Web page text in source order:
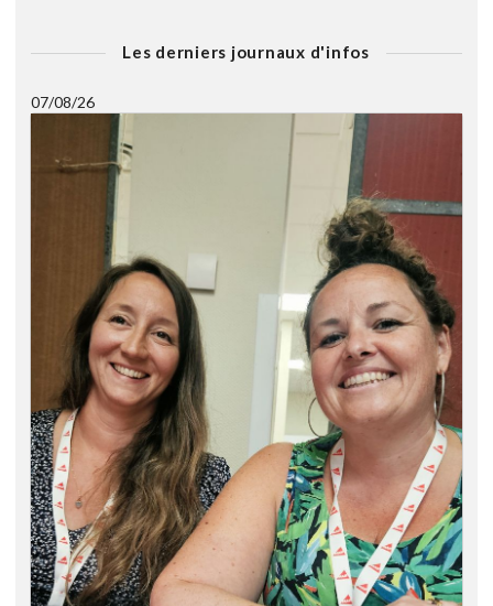
Les derniers journaux d'infos
07/08/26